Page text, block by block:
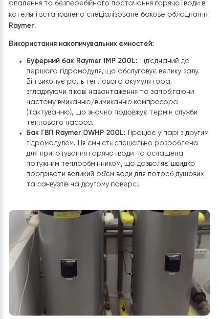
гарячої води на другому поверсі незалежно
одного прямо зі смартфона.
Професійний монтаж:
надійно заізольовані, а для контролю тиску на
манометрами, що забезпечує безаварійну
експлуатацію системи.
Результат:Завдяки розділенню функцій між двома
потужними тепловими насосами, церква отримала
повністю автономну систему. Велика зала завжди
до прийому прихожан, а на другому поверсі створені
ідеальні умови для дитячих кімнат та роботи
постійним доступом до гарячої води.
накопичення енергії
Для забезпечення стабільної роботи обох контурів
опалення та безперебійного постачання гарячої
котельні встановлено спеціалізоване бакове
Raymer
Використання накопичувальних ємностей:
Буферний бак Raymer IMP 200L:
Під’єднаний до
першого гідромодуля, що обслуговує велику